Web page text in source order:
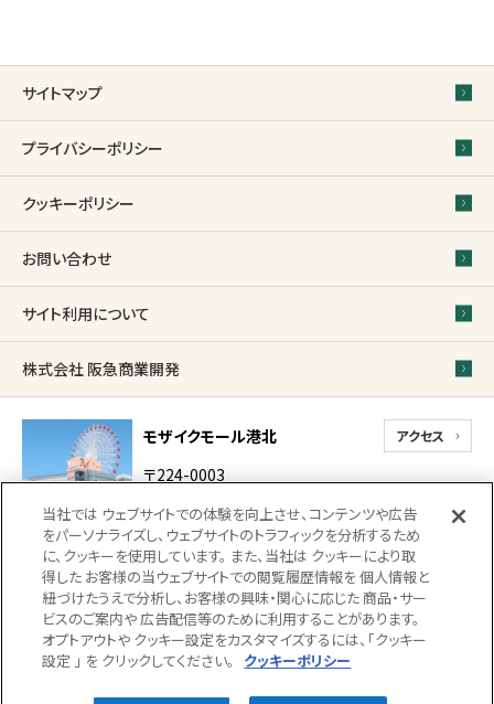
サイトマップ
プライバシーポリシー
クッキーポリシー
お問い合わせ
サイト利用について
株式会社 阪急商業開発
モザイクモール港北 アクセス
〒224-0003
中川中央1-31-1-2
代表電話
0570-022-317（受付 10時 〜 18時）
18時以降、館内での落とし物・忘れ物のお問い合
わせにつきましては045-914-2710（防災センタ
ー）までご連絡ください。（受付22時まで）
当社では ウェブサイトでの体験を向上させ、コンテンツや広告
をパーソナライズし、ウェブサイトのトラフィックを分析するため
に、クッキーを使用しています。 また、当社は クッキーにより取
得した お客様の当ウェブサイトでの閲覧履歴情報を 個人情報と
紐づけたうえで分析し、お客様の興味・関心に応じた 商品・サー
ビスのご案内や 広告配信等のために利用することがあります。
オプトアウトや クッキー設定をカスタマイズするには、「クッキー
設定 」 を クリックしてください。
クッキーポリシー